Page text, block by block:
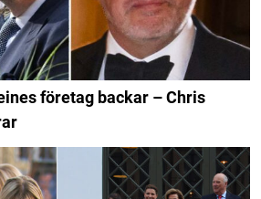
företag backar – Chris